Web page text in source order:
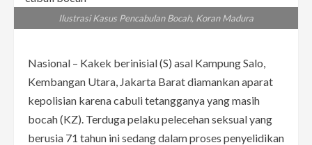
Ilustrasi Kasus Pencabulan Bocah, Koran Madura
Nasional – Kakek berinisial (S) asal Kampung Salo,
Kembangan Utara, Jakarta Barat diamankan aparat
kepolisian karena cabuli tetangganya yang masih
bocah (KZ). Terduga pelaku pelecehan seksual yang
berusia 71 tahun ini sedang dalam proses penyelidikan